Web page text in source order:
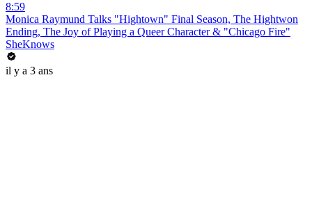
8:59
Monica Raymund Talks "Hightown" Final Season, The Hightwon
Ending, The Joy of Playing a Queer Character & "Chicago Fire"
SheKnows
il y a 3 ans